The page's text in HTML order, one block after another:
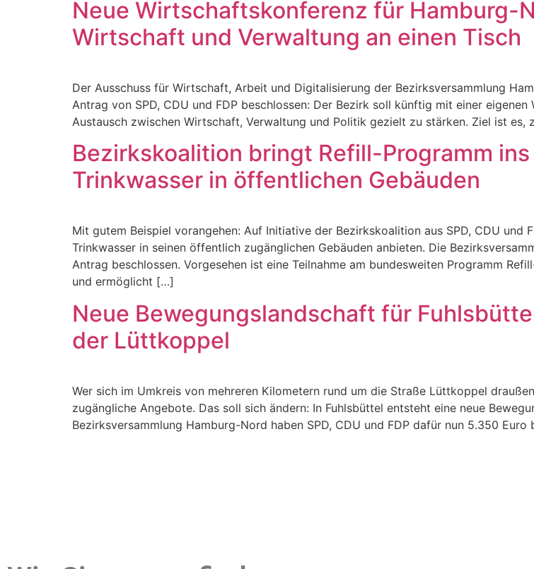
Neue Wirtschaftskonferenz für Hamburg-
Wirtschaft und Verwaltung an einen Tisch
Der Ausschuss für Wirtschaft, Arbeit und Digitalisierung der Bezirksversammlung
Antrag von SPD, CDU und FDP beschlossen: Der Bezirk soll künftig mit einer
Austausch zwischen Wirtschaft, Verwaltung und Politik gezielt zu stärken. Ziel ist
Bezirkskoalition bringt Refill-Programm
Trinkwasser in öffentlichen Gebäuden
Mit gutem Beispiel vorangehen: Auf Initiative der Bezirkskoalition aus SPD, CDU
Trinkwasser in seinen öffentlich zugänglichen Gebäuden anbieten. Die
Antrag beschlossen. Vorgesehen ist eine Teilnahme am bundesweiten Programm
und ermöglicht […]
Neue Bewegungslandschaft für
der Lüttkoppel
Wer sich im Umkreis von mehreren Kilometern rund um die Straße Lüttkoppel
zugängliche Angebote. Das soll sich ändern: In Fuhlsbüttel entsteht eine neue
Bezirksversammlung Hamburg-Nord haben SPD, CDU und FDP dafür nun 5.350